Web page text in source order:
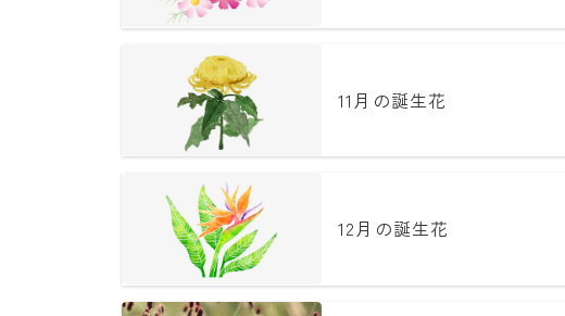
11月の誕生花
12月の誕生花